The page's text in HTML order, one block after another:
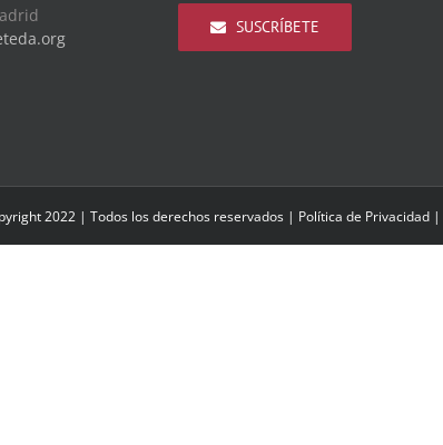
SUSCRÍBETE
2022 | Todos los derechos reservados | Política de Privacidad |